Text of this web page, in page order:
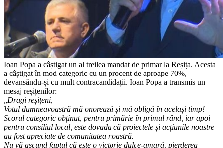
Ioan Popa a câștigat un al treilea mandat de primar la Reșița. Acesta
a câștigat în mod categoric cu un procent de aproape 70%,
devansându-și cu mult contracandidații. Ioan Popa a transmis un
mesaj reșițenilor:
„Dragi reșițeni,
Votul dumneavoastră mă onorează și mă obligă în același timp!
Scorul categoric obținut, pentru primărie în primul rând, iar apoi
pentru consiliul local, este dovada că proiectele și acțiunile noastre
au fost apreciate de comunitatea noastră.
Nu vă ascund faptul că este o victorie dulce-amară, pierderea